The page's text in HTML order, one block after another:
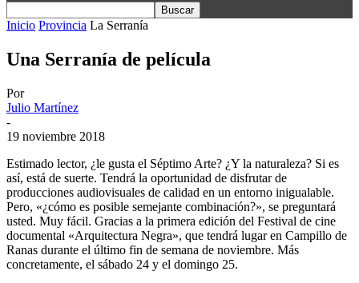
Inicio Provincia La Serranía
Una Serranía de película
Por
Julio Martínez
-
19 noviembre 2018
Estimado lector, ¿le gusta el Séptimo Arte? ¿Y la naturaleza? Si es
así, está de suerte. Tendrá la oportunidad de disfrutar de
producciones audiovisuales de calidad en un entorno inigualable.
Pero, «¿cómo es posible semejante combinación?», se preguntará
usted. Muy fácil. Gracias a la primera edición del Festival de cine
documental «Arquitectura Negra», que tendrá lugar en Campillo de
Ranas durante el último fin de semana de noviembre. Más
concretamente, el sábado 24 y el domingo 25.